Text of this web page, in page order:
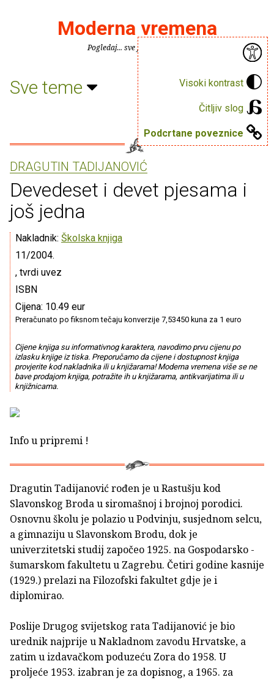
Visoki kontrast
Čitljiv slog
Podcrtane poveznice
Moderna vremena
Pogledaj... sve je puno knjiga.
Sve teme
DRAGUTIN TADIJANOVIĆ
Devedeset i devet pjesama i
još jedna
Nakladnik: Školska knjiga
11/2004.
, tvrdi uvez
ISBN
Cijena: 10.49 eur
Preračunato po fiksnom tečaju konverzije 7,53450 kuna za 1 euro
Cijene knjiga su informativnog karaktera, navodimo prvu cijenu po
izlasku knjige iz tiska. Preporučamo da cijene i dostupnost knjiga
provjerite kod nakladnika ili u knjižarama! Moderna vremena više se ne
bave prodajom knjiga, potražite ih u knjižarama, antikvarijatima ili u
knjižnicama.
Info u pripremi !
Dragutin Tadijanović rođen je u Rastušju kod
Slavonskog Broda u siromašnoj i brojnoj porodici.
Osnovnu školu je polazio u Podvinju, susjednom selcu,
a gimnaziju u Slavonskom Brodu, dok je
univerzitetski studij započeo 1925. na Gospodarsko -
šumarskom fakultetu u Zagrebu. Četiri godine kasnije
(1929.) prelazi na Filozofski fakultet gdje je i
diplomirao.
Poslije Drugog svijetskog rata Tadijanović je bio
urednik najprije u Nakladnom zavodu Hrvatske, a
zatim u izdavačkom poduzeću Zora do 1958. U
proljeće 1953. izabran je za dopisnog, a 1965. za